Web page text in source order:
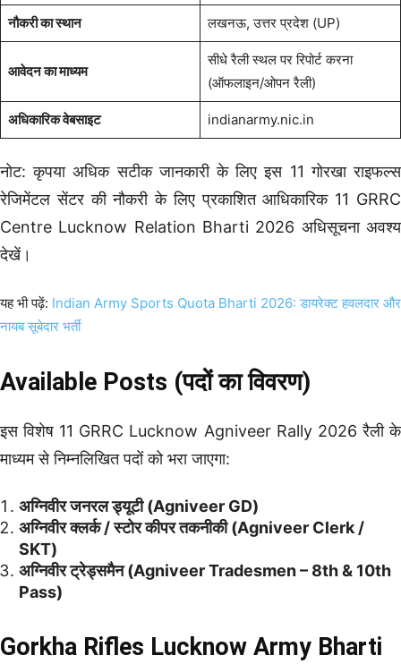
नौकरी का स्थान लखनऊ, उत्तर प्रदेश (UP)
आवेदन का माध्यम
सीधे रैली स्थल पर रिपोर्ट करना
(ऑफलाइन/ओपन रैली)
अधिकारिक वेबसाइट indianarmy.nic.in
नोट: कृपया अधिक सटीक जानकारी के लिए इस 11 गोरखा राइफल्स
रेजिमेंटल सेंटर की नौकरी के लिए प्रकाशित आधिकारिक 11 GRRC
Centre Lucknow Relation Bharti 2026 अधिसूचना अवश्य
देखें।
यह भी पढ़ें: Indian Army Sports Quota Bharti 2026: डायरेक्ट हवलदार और
नायब सूबेदार भर्ती
Available Posts (पदों का विवरण)
इस विशेष 11 GRRC Lucknow Agniveer Rally 2026 रैली के
माध्यम से निम्नलिखित पदों को भरा जाएगा:
अग्निवीर जनरल ड्यूटी (Agniveer GD)
अग्निवीर क्लर्क / स्टोर कीपर तकनीकी (Agniveer Clerk /
SKT)
अग्निवीर ट्रेड्समैन (Agniveer Tradesmen – 8th & 10th
Pass)
Gorkha Rifles Lucknow Army Bharti